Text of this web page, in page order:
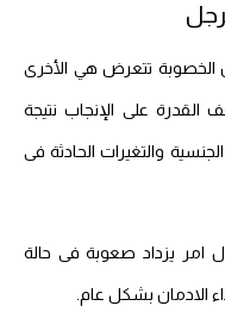
الخصوبة تتعرض هي الأخرى
على الإنجاب نتيجة
والتغيرات الحادثة فى
امر يزداد صعوبة فى حالة
الادمان بشكل عام.